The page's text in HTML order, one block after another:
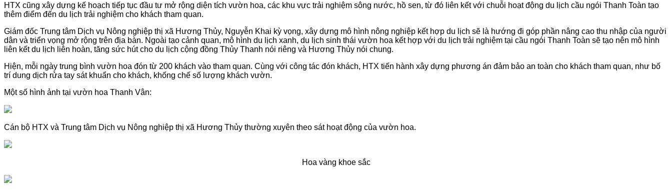
HTX cũng xây dựng kế hoạch tiếp tục đầu tư mở rộng diện tích vườn hoa, các khu vực trải nghiệm sông nước, hồ sen, từ đó liên kết với chuỗi hoạt động du lịch cầu ngói Thanh Toàn tạo
thêm điểm đến du lịch trải nghiệm cho khách tham quan.
Giám đốc Trung tâm Dịch vụ Nông nghiệp thị xã Hương Thủy, Nguyễn Khai kỳ vọng, xây dựng mô hình nông nghiệp kết hợp du lịch sẽ là hướng đi góp phần nâng cao thu nhập của người
dân và triển vọng mở rộng trên địa bàn. Ngoài tạo cảnh quan, mô hình du lịch xanh, du lịch sinh thái vườn hoa kết hợp với du lịch trải nghiệm tại cầu ngói Thanh Toàn sẽ tạo nên mô hình
liên kết du lịch liên hoàn, tăng sức hút cho du lịch cộng đồng Thủy Thanh nói riêng và Hương Thủy nói chung.
Hiện, mỗi ngày trung bình vườn hoa đón từ 200 khách vào tham quan. Cùng với công tác đón khách, HTX tiến hành xây dựng phương án đảm bảo an toàn cho khách tham quan, như bố
trí dung dịch rửa tay sát khuẩn cho khách, khống chế số lượng khách vườn.
Một số hình ảnh tại vườn hoa Thanh Vân:
Cán bộ HTX và Trung tâm Dịch vụ Nông nghiệp thị xã Hương Thủy thường xuyên theo sát hoạt động của vườn hoa.
Hoa vàng khoe sắc